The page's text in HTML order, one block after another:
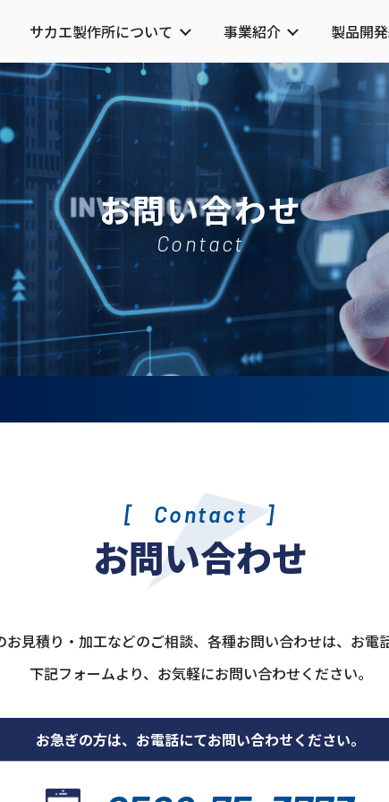
サカエ製作所について
サカエ製作所について 新着情
事業紹介
高速旋
製品開
お問い合わせ
Contact
Contact
お問い合わせ
お見積り・加工などのご相談、各種お問い合わせは、お電
下記フォームより、お気軽にお問い合わせください。
お急ぎの方は、お電話にてお問い合わせください。